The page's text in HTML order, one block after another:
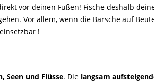
vor deinen Füßen! Fische deshalb
Vor allem, wenn die Barsche auf
!
Seen und Flüsse. Die langsam